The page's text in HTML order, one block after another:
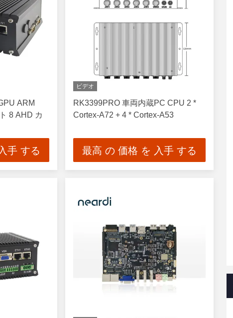
ARM
8 AHD カ
手 する
ビデオ
RK3399PRO 車両内蔵PC CPU 2 *
Cortex-A72 + 4 * Cortex-A53
最高 の 価格 を 入手 する